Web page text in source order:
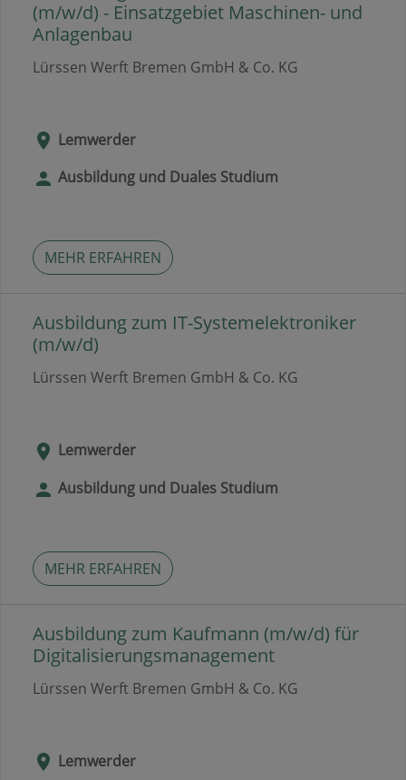
(m/w/d) - Einsatzgebiet Maschinen- und
Anlagenbau
Lürssen Werft Bremen GmbH & Co. KG
Lemwerder
Ausbildung und Duales Studium
MEHR ERFAHREN
Ausbildung zum IT-Systemelektroniker
(m/w/d)
Lürssen Werft Bremen GmbH & Co. KG
Lemwerder
Ausbildung und Duales Studium
MEHR ERFAHREN
Ausbildung zum Kaufmann (m/w/d) für
Digitalisierungsmanagement
Lürssen Werft Bremen GmbH & Co. KG
Lemwerder